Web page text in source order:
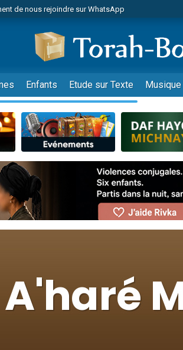
de nous rejoindre sur WhatsApp
de faire un don pour 1 Journée de Vacances
de demander une bénédiction
de nous rejoindre sur WhatsApp
pour étudier en groupe sur Zoom
de faire un don pour Diane, 80 ans, dans un
son Maasser
de nous rejoindre sur WhatsApp
de nous rejoindre sur WhatsApp
de faire un don pour 5 jours de vacances aux
son Maasser
de demander une bénédiction
dans Torah-Box Music
de nous rejoindre sur WhatsApp
Enfants Etude sur Texte Musique